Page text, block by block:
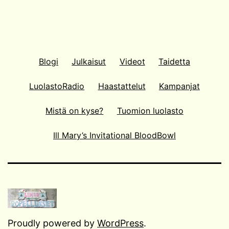
Blogi Julkaisut Videot Taidetta
LuolastoRadio Haastattelut Kampanjat
Mistä on kyse? Tuomion luolasto
Ill Mary’s Invitational BloodBowl
Proudly powered by WordPress.